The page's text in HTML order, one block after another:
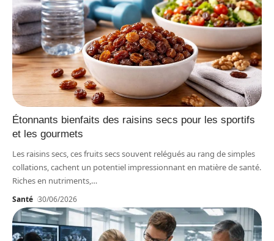
Étonnants bienfaits des raisins secs pour les sportifs
et les gourmets
Les raisins secs, ces fruits secs souvent relégués au rang de simples
collations, cachent un potentiel impressionnant en matière de santé.
Riches en nutriments,…
Santé 30/06/2026